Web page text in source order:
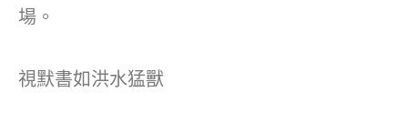
場。
視默書如洪水猛獸